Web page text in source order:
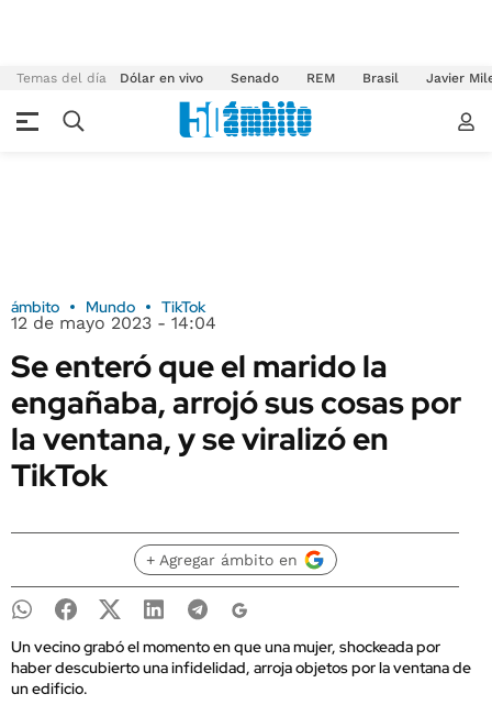
Temas del día Dólar en vivo Senado REM Brasil Javier
ámbito Mundo TikTok
12 de mayo 2023 - 14:04
Se enteró que el marido la
engañaba, arrojó sus cosas por
la ventana, y se viralizó en
TikTok
+ Agregar ámbito en
Un vecino grabó el momento en que una mujer, shockeada por
haber descubierto una infidelidad, arroja objetos por la ventana de
un edificio.